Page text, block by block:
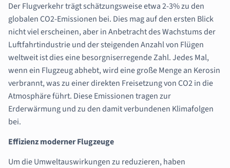
Der Flugverkehr trägt schätzungsweise etwa 2-3% zu den
globalen CO2-Emissionen bei. Dies mag auf den ersten Blick
nicht viel erscheinen, aber in Anbetracht des Wachstums der
Luftfahrtindustrie und der steigenden Anzahl von Flügen
weltweit ist dies eine besorgniserregende Zahl. Jedes Mal,
wenn ein Flugzeug abhebt, wird eine große Menge an Kerosin
verbrannt, was zu einer direkten Freisetzung von CO2 in die
Atmosphäre führt. Diese Emissionen tragen zur
Erderwärmung und zu den damit verbundenen Klimafolgen
bei.
Effizienz moderner Flugzeuge
Um die Umweltauswirkungen zu reduzieren, haben